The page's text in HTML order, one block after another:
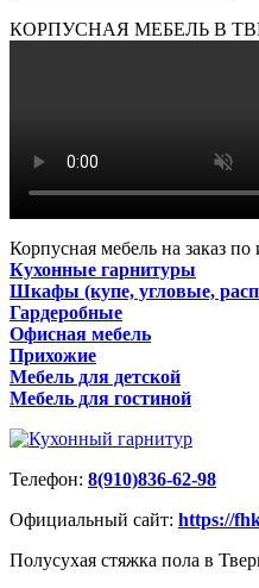
КОРПУСНАЯ МЕБЕЛЬ В
Корпусная мебель на заказ
Кухонные гарнитуры
Шкафы (купе, угловые,
Гардеробные
Офисная мебель
Прихожие
Мебель для детской
Мебель для гостиной
Телефон: 8(910)836-62-98
Официальный сайт: https://
Полусухая стяжка пола в